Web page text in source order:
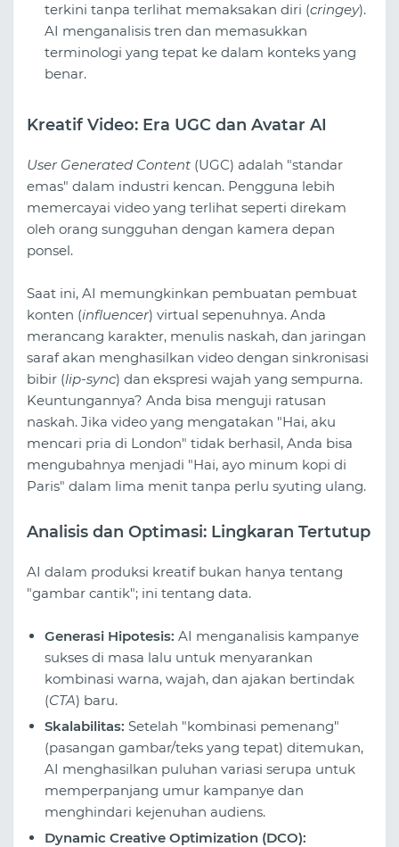
terkini tanpa terlihat memaksakan diri (cringey).
AI menganalisis tren dan memasukkan
terminologi yang tepat ke dalam konteks yang
benar.
Kreatif Video: Era UGC dan Avatar AI
User Generated Content (UGC) adalah "standar
emas" dalam industri kencan. Pengguna lebih
memercayai video yang terlihat seperti direkam
oleh orang sungguhan dengan kamera depan
ponsel.
Saat ini, AI memungkinkan pembuatan pembuat
konten (influencer) virtual sepenuhnya. Anda
merancang karakter, menulis naskah, dan jaringan
saraf akan menghasilkan video dengan sinkronisasi
bibir (lip-sync) dan ekspresi wajah yang sempurna.
Keuntungannya? Anda bisa menguji ratusan
naskah. Jika video yang mengatakan "Hai, aku
mencari pria di London" tidak berhasil, Anda bisa
mengubahnya menjadi "Hai, ayo minum kopi di
Paris" dalam lima menit tanpa perlu syuting ulang.
Analisis dan Optimasi: Lingkaran Tertutup
AI dalam produksi kreatif bukan hanya tentang
"gambar cantik"; ini tentang data.
Generasi Hipotesis: AI menganalisis kampanye
sukses di masa lalu untuk menyarankan
kombinasi warna, wajah, dan ajakan bertindak
(CTA) baru.
Skalabilitas: Setelah "kombinasi pemenang"
(pasangan gambar/teks yang tepat) ditemukan,
AI menghasilkan puluhan variasi serupa untuk
memperpanjang umur kampanye dan
menghindari kejenuhan audiens.
Dynamic Creative Optimization (DCO):